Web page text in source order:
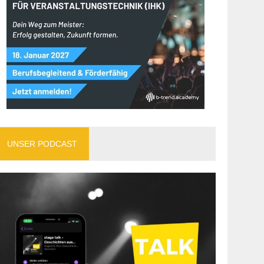
UNSER PODCAST